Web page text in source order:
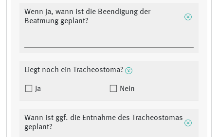
Wenn ja, wann ist die Beendigung der
Beatmung geplant?
Liegt noch ein Tracheostoma?
Ja Nein
Wann ist ggf. die Entnahme des Tracheostomas
geplant?